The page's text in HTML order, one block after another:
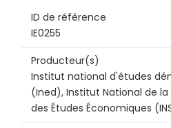
ID de référence
IE0255
Producteur(s)
Institut national d'études
(Ined), Institut National de
des Études Économiques